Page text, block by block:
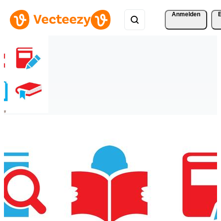
Anmelden